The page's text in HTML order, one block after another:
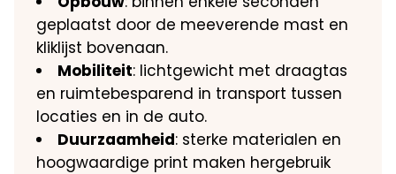
geplaatst door de meeverende mast en
kliklijst bovenaan.
Mobiliteit: lichtgewicht met draagtas
en ruimtebesparend in transport tussen
locaties en in de auto.
Duurzaamheid: sterke materialen en
hoogwaardige print maken hergebruik